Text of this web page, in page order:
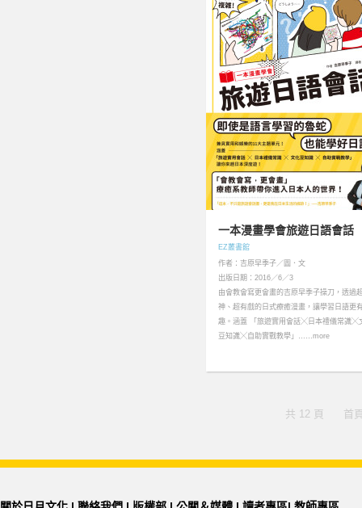
一本漫畫學會旅遊日語會話
EZ叢書館
作者：吉原早季子／圖．文
出版日期：2016／6／3
由會教會寫更會畫的吉原早季子操刀，透過
神、超有戲的日式療癒漫畫，讓學習日語更
趣。涵蓋 「旅遊實用會話╳日本禮儀常識╳
豆知識╳自助實戰教學」……more
共 12 頁 首